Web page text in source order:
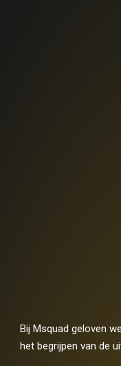
Bij Msquad geloven
het begrijpen van de